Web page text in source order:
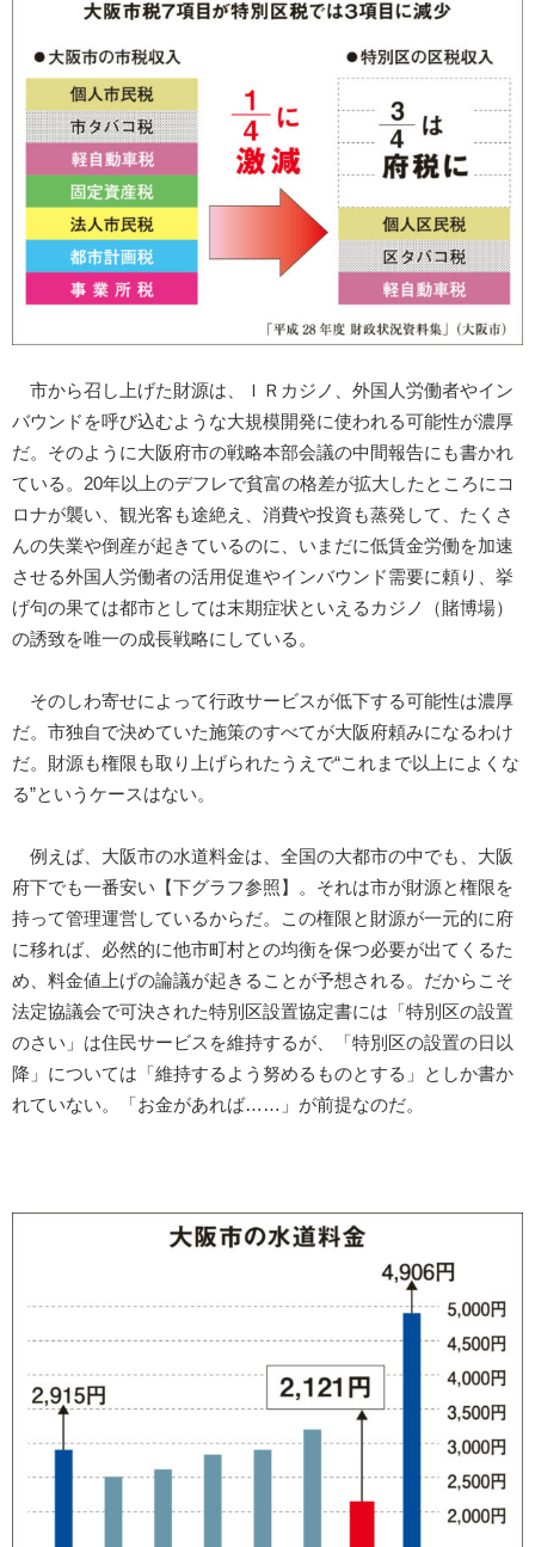
市から召し上げた財源は、ＩＲカジノ、外国人労働者やイン
バウンドを呼び込むような大規模開発に使われる可能性が濃厚
だ。そのように大阪府市の戦略本部会議の中間報告にも書かれ
ている。20年以上のデフレで貧富の格差が拡大したところにコ
ロナが襲い、観光客も途絶え、消費や投資も蒸発して、たくさ
んの失業や倒産が起きているのに、いまだに低賃金労働を加速
させる外国人労働者の活用促進やインバウンド需要に頼り、挙
げ句の果ては都市としては末期症状といえるカジノ（賭博場）
の誘致を唯一の成長戦略にしている。
そのしわ寄せによって行政サービスが低下する可能性は濃厚
だ。市独自で決めていた施策のすべてが大阪府頼みになるわけ
だ。財源も権限も取り上げられたうえで“これまで以上によくな
る”というケースはない。
例えば、大阪市の水道料金は、全国の大都市の中でも、大阪
府下でも一番安い【下グラフ参照】。それは市が財源と権限を
持って管理運営しているからだ。この権限と財源が一元的に府
に移れば、必然的に他市町村との均衡を保つ必要が出てくるた
め、料金値上げの論議が起きることが予想される。だからこそ
法定協議会で可決された特別区設置協定書には「特別区の設置
のさい」は住民サービスを維持するが、「特別区の設置の日以
降」については「維持するよう努めるものとする」としか書か
れていない。「お金があれば……」が前提なのだ。